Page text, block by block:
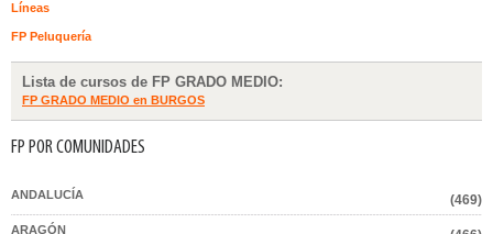
Líneas
FP Peluquería
Lista de cursos de FP GRADO MEDIO:
FP GRADO MEDIO en BURGOS
FP POR COMUNIDADES
ANDALUCÍA (469)
ARAGÓN